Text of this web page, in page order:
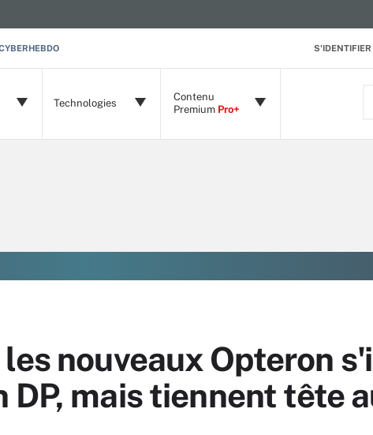
S'IDENTIFIER
Technologies
Contenu
Premium Pro+
nouveaux Opteron
DP, mais tiennent tête